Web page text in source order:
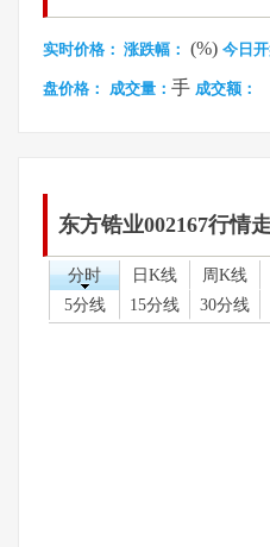
实时价格： 涨跌幅： (%) 今日开
盘价格： 成交量： 手 成交额：
东方锆业002167行情
分时 日K线 周K线
5分线
15分线 30分线